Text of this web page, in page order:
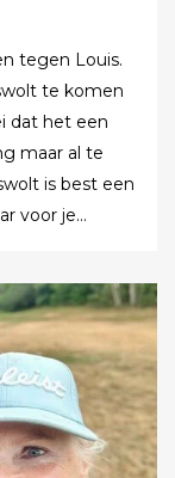
tegen Louis.
te komen
dat het een
maar al te
is best een
voor je
nu echt niet